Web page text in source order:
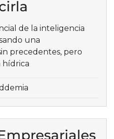
de la inteligencia
una
precedentes, pero
hídrica